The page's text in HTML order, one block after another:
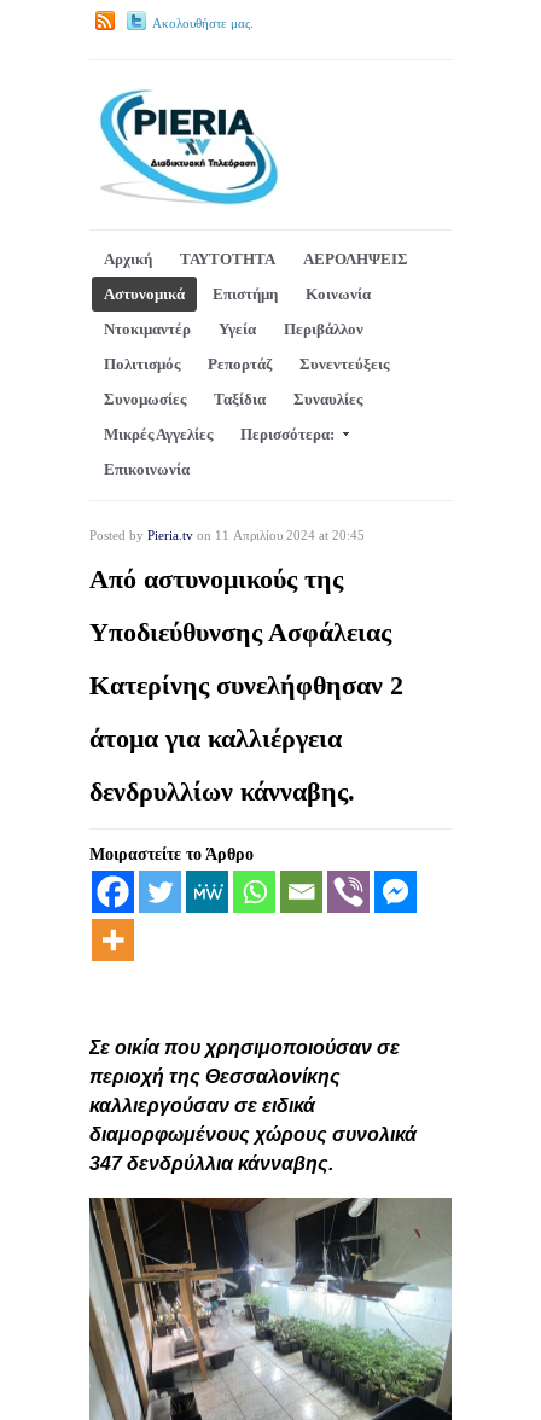
Ακολουθήστε μας.
Αρχική ΤΑΥΤΟΤΗΤΑ
ΑΕΡΟΛΗΨΕΙΣ
Αστυνομικά
Επιστήμη
Κοινωνία
Ντοκιμαντέρ
Υγεία
Περιβάλλον
Πολιτισμός
Ρεπορτάζ
Συνεντεύξεις
Συνομωσίες
Ταξίδια
Συναυλίες
Μικρές Αγγελίες
Περισσότερα:
Επικοινωνία
Posted by Pieria.tv on 11 Απριλίου 2024 at 20:45
Από αστυνομικούς της
Υποδιεύθυνσης Ασφάλειας
Κατερίνης συνελήφθησαν 2
άτομα για καλλιέργεια
δενδρυλλίων κάνναβης.
Μοιραστείτε το Άρθρο
Σε οικία που χρησιμοποιούσαν σε
περιοχή της Θεσσαλονίκης
καλλιεργούσαν σε ειδικά
διαμορφωμένους χώρους συνολικά
347 δενδρύλλια κάνναβης.